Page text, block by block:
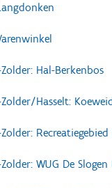
Hal-Berkenbos
Zolder/Hasselt:
Recreatiegebied
WUG De